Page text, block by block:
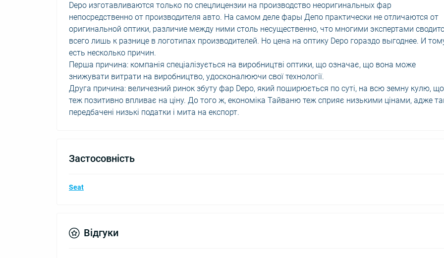
Depo изготавливаются только по спецлицензии на производство неоригинальных фар
непосредственно от производителя авто. На самом деле фары Депо практически не отличаются от
оригинальной оптики, различие между ними столь несущественно, что многими экспертами
всего лишь к разнице в логотипах производителей. Но цена на оптику Depo гораздо выгоднее. И
есть несколько причин.
Перша причина: компанія спеціалізується на виробництві оптики, що означає, що вона може
знижувати витрати на виробництво, удосконалюючи свої технології.
Друга причина: величезний ринок збуту фар Depo, який поширюється по суті, на всю земну кулю, що
теж позитивно впливає на ціну. До того ж, економіка Тайваню теж сприяє низькими цінами, адже
передбачені низькі податки і мита на експорт.
Застосовність
Seat
Відгуки